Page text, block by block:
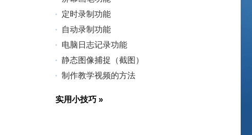
定时录制功能
自动录制功能
电脑日志记录功能
静态图像捕捉（截图）
制作教学视频的方法
实用小技巧 »